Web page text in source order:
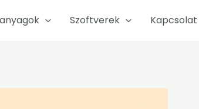
Szoftverek Kapcsolat